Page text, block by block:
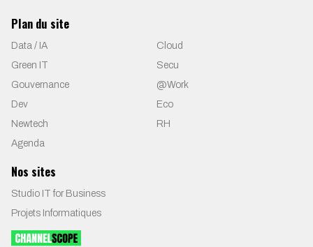
Plan du site
Data / IA
Cloud
Green IT
Secu
Gouvernance
@Work
Dev
Eco
Newtech
RH
Agenda
Nos sites
Studio IT for Business
Projets Informatiques